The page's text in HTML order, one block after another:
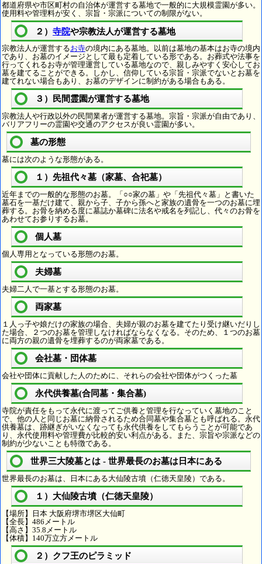
都道府県や市区町村の自治体が運営する墓地で一般的に大規模霊園が多い。
使用料や管理料が安く、宗旨・宗派についての制限がない。
２） 寺院や宗教法人が運営する墓地
宗教法人が運営するお寺の境内にある墓地。以前は墓地の基本はお寺の境内
であり、お墓のイメージとして最も定着している形である。お葬式や法事を
行ってくれるお寺が管理運営している墓地なので、親しみやすく安心してお
墓を建てることができる。しかし、信仰している宗旨・宗派でないとお墓を
建てれない場合もあり、お墓のデザインに制約がある場合もある。
３）民間霊園が運営する墓地
宗教法人や行政以外の民間業者が運営する墓地。宗旨・宗派が自由であり、
バリアフリーの霊園や交通のアクセスが良い霊園が多い。
墓の形態
墓には次のような形態がある。
１）先祖代々墓（家墓、合祀墓）
近年までの一般的な形態のお墓。「○○家の墓」や「先祖代々墓」と書いた
墓石を一基だけ建て、親から子、子から孫へと家族の遺骨を一つのお墓に埋
葬する。お骨を納める度に墓誌か墓碑に法名や戒名を列記し、代々のお骨を
あわせてお参りするお墓。
個人墓
個人専用となっている形態のお墓。
夫婦墓
夫婦二人で一基とする形態のお墓。
両家墓
１人っ子や娘だけの家族の場合、夫婦が親のお墓を建てたり受け継いだりし
た場合、２つのお墓を管理しなければならなくなる。そのため、１つのお墓
に両方の親の遺骨を埋葬するのが両家墓である。
会社墓・団体墓
会社や団体に貢献した人のために、それらの会社や団体がつくった墓
永代供養墓(合同墓・集合墓)
寺院が責任をもって永代に渡ってご供養と管理を行なっていく墓地のこと
で、他の人と同じお墓に納骨されるため合同墓や集合墓とも呼ばれる。永代
供養墓は、跡継ぎがいなくなっても永代供養をしてもらうことが可能であ
り、永代使用料や管理費が比較的安い利点がある。また、宗旨や宗派などの
制約が少ないことも特徴である。
世界三大陵墓とは - 世界最長のお墓は日本にある
世界最長のお墓は、日本にある大仙陵古墳（仁徳天皇陵）である。
１）大仙陵古墳（仁徳天皇陵）
【場所】日本 大阪府堺市堺区大仙町
【全長】486メートル
【高さ】35.8メートル
【体積】140万立方メートル
２）クフ王のピラミッド